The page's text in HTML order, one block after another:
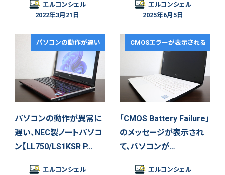
エルコンシェル
2022年3月21日
エルコンシェル
2025年6月5日
パソコンの動作が遅い
パソコンの動作が異常に
遅い、NEC製ノートパソコ
ン【LL750/LS1KSR P…
エルコンシェル
CMOSエラーが表示される
「CMOS Battery Failure」
のメッセージが表示され
て、パソコンが…
エルコンシェル